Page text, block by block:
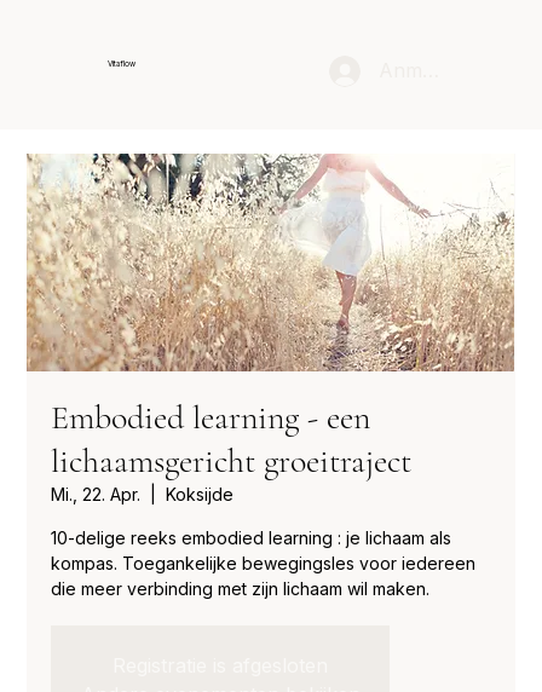
Vitaflow
Embodied learning - een
lichaamsgericht groeitraject
Mi., 22. Apr.
  |
Koksijde
10-delige reeks embodied learning : je lichaam als
kompas. Toegankelijke bewegingsles voor iedereen
die meer verbinding met zijn lichaam wil maken.